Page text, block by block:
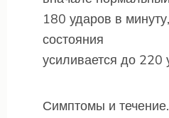
180 ударов в
состояния
усиливается до 220
Симптомы и